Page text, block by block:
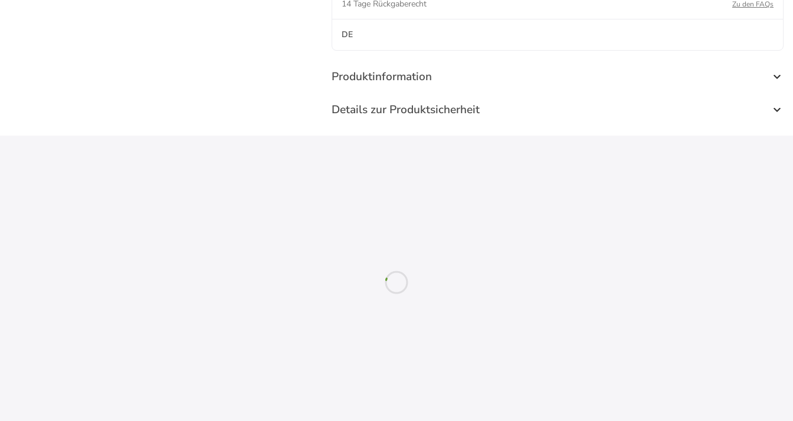
14 Tage Rückgaberecht
Zu den FAQs
DE
Produktinformation
Details zur Produktsicherheit